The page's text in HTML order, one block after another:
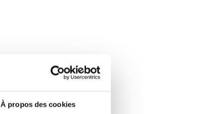
À propos des cookies